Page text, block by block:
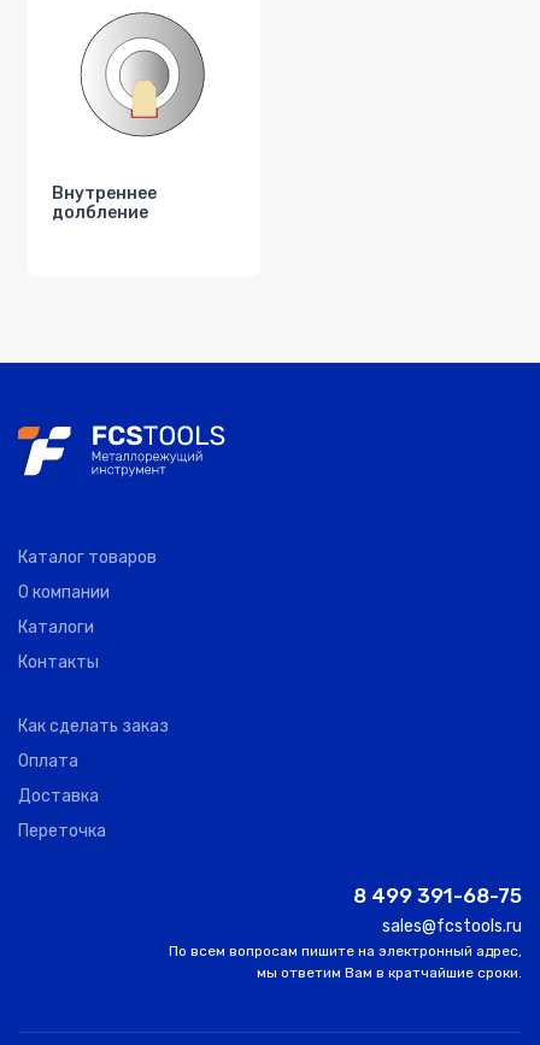
Внутреннее
долбление
Каталог товаров
О компании
Каталоги
Контакты
Как сделать заказ
Оплата
Доставка
Переточка
8 499 391-68-75
sales@fcstools.ru
По всем вопросам пишите на электронный адрес,
мы ответим Вам в кратчайшие сроки.